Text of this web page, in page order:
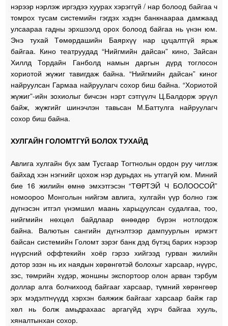
нэрээр нэрлэж иргэдээ хуурах хэрэггүй / нар болоод байгаа ч
томрох тусам системийн гэгдэх хэдэн банкнаараа дамжаад
улсаараа гадны эрхшээлд орох болоод байгаа нь үнэн юм.
Энэ тухай Төмөрдашийн Баярхүү нар цуцалтгүй ярьж
байгаа. Кино театруудад “Нийгмийн дайсан” кино, Зайсан
Хиллд Тордайн Ганболд намын даргын дүрд тоглосон
хориотой жүжиг тавигдаж байна. “Нийгмийн дайсан” киног
найруулсан Гармаа найруулагч сохор биш байна. “Хориотой
жүжиг”-ийн зохиолыг бичсэн нэрт сэтгүүлч Ц.Балдорж эрүүл
байж, жүжгийг шинэчлэн тавьсан М.Баттулга найруулагч
сохор биш байна.
ХУЛГАЙН ГОЛОМТГҮЙ БОЛОХ ТУХАЙД
Авлига хулгайн бүх зам Тусгаар Тогтнолын ордон руу чиглэж
байхад хэн нэгнийг цохож нэр дурьдах нь утгагүй юм. Миний
бие 16 жилийн өмнө эмхэтгэсэн “ТӨРТЭЙ Ч БОЛООСОЙ”
номоороо Монголын нийгэм авлига, хулгайн үүр болно гэж
дүгнэсэн итгэл үнэмшил маань харьцуулсан судалгаа, тоо,
нийгмийн нөхцөл байдлаар өнөөдөр бүрэн нотлогдож
байна. Валютын сангийн дүгнэлтээр дампуурлын ирмэгт
байсан системийн Голомт зэрэг банк дэд бүтэц барих нэрээр
нүүрсний оффтекийн хоёр гэрээ хийгээд гурван жилийн
дотор эзэн нь их наядын хөрөнгөтэй болохыг харсаар, нүүрс,
зэс, төмрийн хүдэр, жоншны экспортоор олон арван тэрбум
доллар алга болчихоод байгааг харсаар, түмний хөрөнгөөр
эрх мэдэлтнүүдд хэрхэн баяжиж байгааг харсаар байж гар
хөл нь болж амьдрахаас аргагүйд хүрч байгаа хууль,
хяналтынхан сохор.